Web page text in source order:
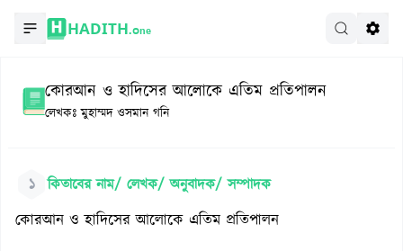
HADITH.One
কোরআন ও হাদিসের আলোকে এতিম প্রতিপালন
লেখকঃ মুহাম্মদ ওসমান গনি
১ কিতাবের নাম/ লেখক/ অনুবাদক/ সম্পাদক
কোরআন ও হাদিসের আলোকে এতিম প্রতিপালন